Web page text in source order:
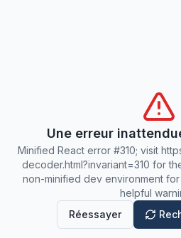
Une erreur
Minified React error #310; visit
decoder.html?invariant=310 for
non-minified dev environment
helpful
Réessayer